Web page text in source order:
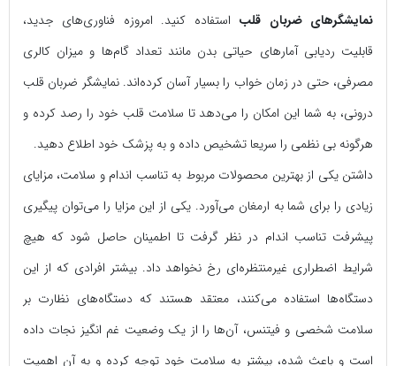
نمایشگرهای ضربان قلب استفاده کنید. امروزه فناوری‌های جدید،
قابلیت ردیابی آمارهای حیاتی بدن مانند تعداد گام‌ها و میزان کالری
مصرفی، حتی در زمان خواب را بسیار آسان کرده‌اند. نمایشگر ضربان قلب
درونی، به شما این امکان را می‌دهد تا سلامت قلب خود را رصد کرده و
هرگونه بی نظمی را سریعا تشخیص داده و به پزشک خود اطلاع دهید.
داشتن یکی از بهترین محصولات مربوط به تناسب اندام و سلامت، مزایای
زیادی را برای شما به ارمغان می‌آورد. یکی از این مزایا را می‌توان پیگیری
پیشرفت تناسب اندام در نظر گرفت تا اطمینان حاصل شود که هیچ
شرایط اضطراری غیرمنتظره‌ای رخ نخواهد داد. بیشتر افرادی که از این
دستگاه‌ها استفاده می‌کنند، معتقد هستند که دستگاه‌های نظارت بر
سلامت شخصی و فیتنس، آن‌ها را از یک وضعیت غم انگیز نجات داده
است و باعث شده، بیشتر به سلامت خود توجه کرده و به آن اهمیت